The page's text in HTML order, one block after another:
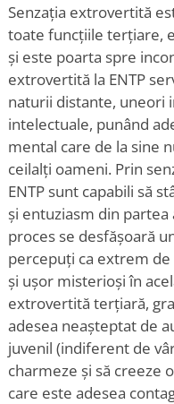
Senzația extrovertită
toate funcțiile terțiare,
și este poarta spre
extrovertită la ENTP
naturii distante, uneori
intelectuale, punând
mental care de la sine
ceilalți oameni. Prin
ENTP sunt capabili să
și entuziasm din
proces se desfășoară
percepuți ca extrem
și ușor misterioși în
extrovertită terțiară,
adesea neașteptat de
juvenil (indiferent de
charmeze și să creeze
care este adesea